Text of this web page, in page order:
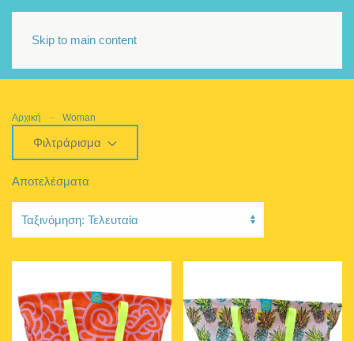
Skip to main content
Αρχική Woman
Φιλτράρισμα
Αποτελέσματα